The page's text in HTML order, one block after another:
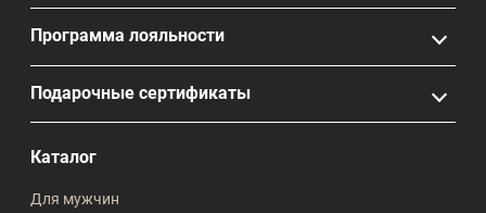
Программа лояльности
Подарочные сертификаты
Каталог
Для мужчин